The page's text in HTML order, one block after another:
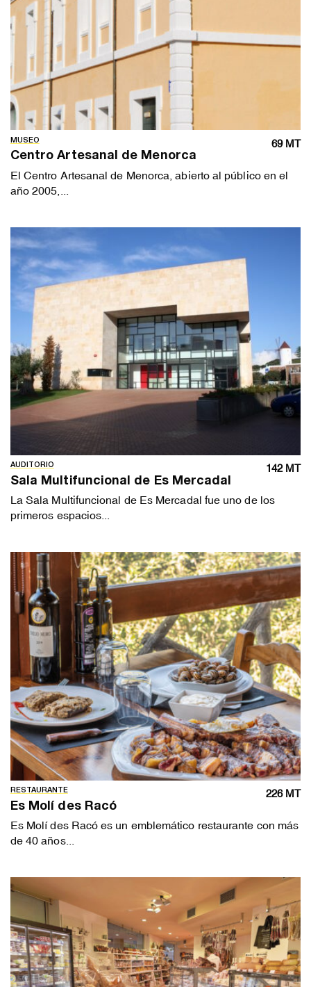
MUSEO 69 MT
Centro Artesanal de Menorca
El Centro Artesanal de Menorca, abierto al público en el
año 2005,...
AUDITORIO 142 MT
Sala Multifuncional de Es Mercadal
La Sala Multifuncional de Es Mercadal fue uno de los
primeros espacios...
RESTAURANTE 226 MT
Es Molí des Racó
Es Molí des Racó es un emblemático restaurante con más
de 40 años...